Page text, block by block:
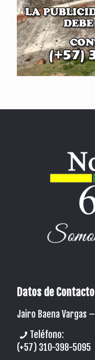
Datos de Contacto
Jairo Baena Vargas –
Teléfono:
(+57) 310-398-5095